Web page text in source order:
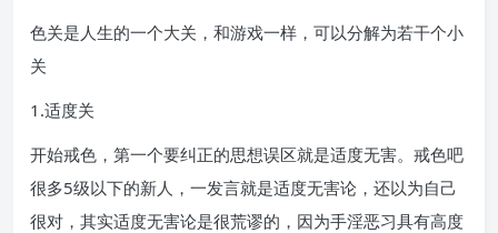
色关是人生的一个大关，和游戏一样，可以分解为若干个小
关
1.适度关
开始戒色，第一个要纠正的思想误区就是适度无害。戒色吧
很多5级以下的新人，一发言就是适度无害论，还以为自己
很对，其实适度无害论是很荒谬的，因为手淫恶习具有高度